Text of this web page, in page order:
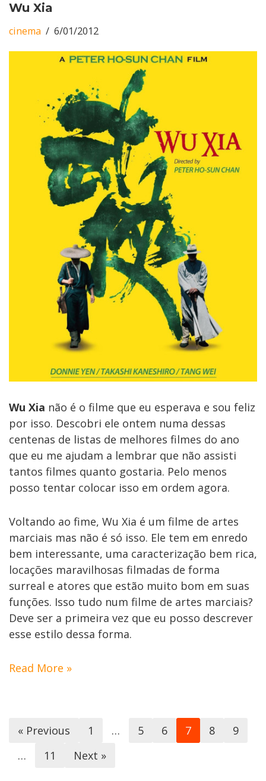
Wu Xia
cinema 6/01/2012
Wu Xia não é o filme que eu esperava e sou feliz
por isso. Descobri ele ontem numa dessas
centenas de listas de melhores filmes do ano
que eu me ajudam a lembrar que não assisti
tantos filmes quanto gostaria. Pelo menos
posso tentar colocar isso em ordem agora.
Voltando ao fime, Wu Xia é um filme de artes
marciais mas não é só isso. Ele tem em enredo
bem interessante, uma caracterização bem rica,
locações maravilhosas filmadas de forma
surreal e atores que estão muito bom em suas
funções. Isso tudo num filme de artes marciais?
Deve ser a primeira vez que eu posso descrever
esse estilo dessa forma.
Read More »
« Previous 1 … 5 6 7 8
9
…
11 Next »